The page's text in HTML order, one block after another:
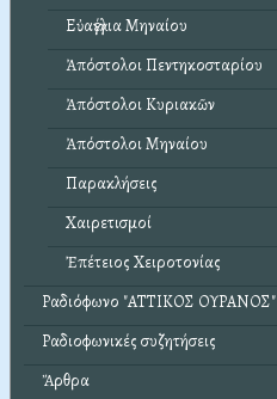
Εὐαγγέλια Μηναίου
Ἀπόστολοι Πεντηκοσταρίου
Ἀπόστολοι Κυριακῶν
Ἀπόστολοι Μηναίου
Παρακλήσεις
Χαιρετισμοί
Ἐπέτειος Χειροτονίας
Ραδιόφωνο "ΑΤΤΙΚΟΣ ΟΥΡΑΝΟΣ"
Ραδιοφωνικές συζητήσεις
Ἄρθρα